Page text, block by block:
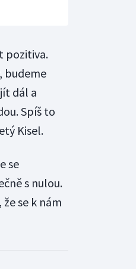
pozitiva.
budeme
dál a
Spíš to
Kisel.
se
s nulou.
se k nám